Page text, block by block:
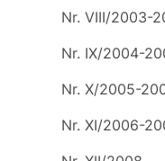
Nr. VIII/2003-
Nr. IX/2004-
Nr. X/2005-
Nr. XI/2006-